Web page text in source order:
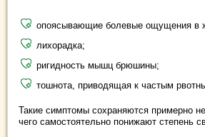
опоясывающие болевые ощущения в
лихорадка;
ригидность мышц брюшины;
тошнота, приводящая к частым
Такие симптомы сохраняются примерно
чего самостоятельно понижают степень